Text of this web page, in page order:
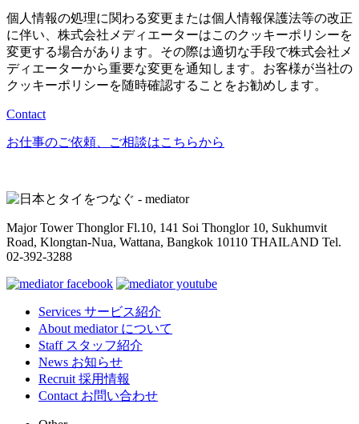
個人情報の処理に関わる変更または個人情報保護法等の改正
に伴い、株式会社メディエーターはこのクッキーポリシーを
変更する場合があります。その際は適切な手段で株式会社メ
ディエーターから重要な変更を通知します。お客様が当社の
クッキーポリシーを随時確認することをお勧めします。
Contact
お仕事のご依頼、ご相談はこちらから
Major Tower Thonglor Fl.10, 141 Soi Thonglor 10, Sukhumvit
Road, Klongtan-Nua, Wattana, Bangkok 10110 THAILAND Tel.
02-392-3288
Services サービス紹介
About mediator について
Staff スタッフ紹介
News お知らせ
Recruit 採用情報
Contact お問い合わせ